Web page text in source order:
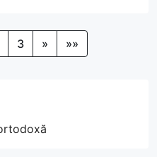
3 » »»